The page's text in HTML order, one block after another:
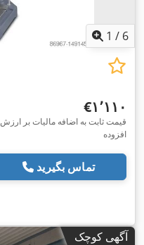
1 / 6
‎€۱٬۱۱۰
قیمت ثابت به اضافه مالیات بر ارزش
افزوده
تماس بگیرید
آگهی کوچک